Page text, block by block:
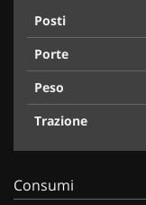
Posti
Porte
Peso
Trazione
Consumi